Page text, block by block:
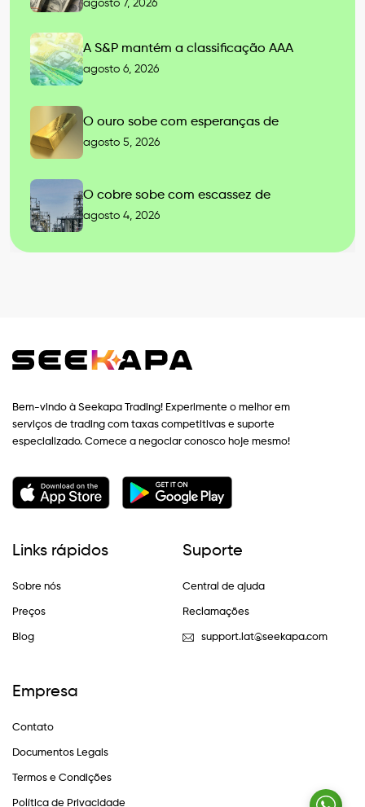
agosto 7, 2026
A S&P mantém a classificação AAA
agosto 6, 2026
O ouro sobe com esperanças de
agosto 5, 2026
O cobre sobe com escassez de
agosto 4, 2026
Bem-vindo à Seekapa Trading! Experimente o melhor em
serviços de trading com taxas competitivas e suporte
especializado. Comece a negociar conosco hoje mesmo!
Links rápidos
Sobre nós
Preços
Blog
Suporte
Central de ajuda
Reclamações
support.lat@seekapa.com
Empresa
Contato
Documentos Legais
Termos e Condições
Política de Privacidade